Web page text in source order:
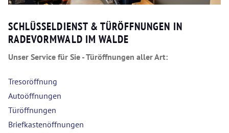
SCHLÜSSELDIENST & TÜRÖFFNUNGEN IN
RADEVORMWALD IM WALDE
Unser Service für Sie - Türöffnungen aller Art:
Tresoröffnung
Autoöffnungen
Türöffnungen
Briefkastenöffnungen